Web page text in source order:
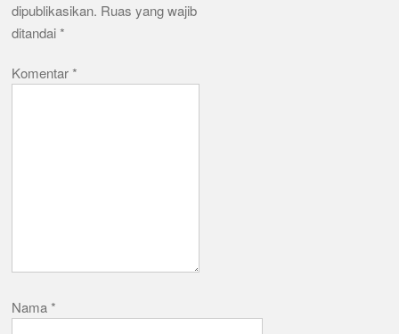
dipublikasikan. Ruas yang wajib
ditandai*
Komentar*
Nama*